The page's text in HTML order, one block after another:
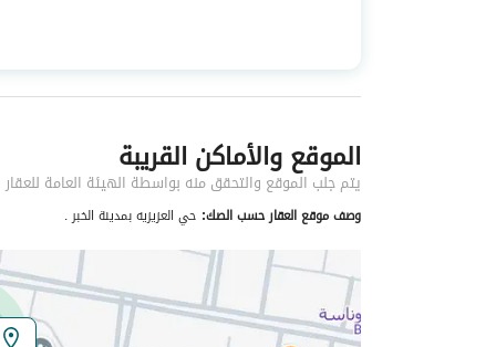
نوع العقار
فلل
خدمات العقار
كهرباء
نعم
صرف صحي
نعم
تفاصيل اضافية
الموقع والأماكن القريبة
يتم جلب الموقع والتحقق منه بواسطة الهيئة العامة للعقار
وصف موقع العقار حسب الصك: حي العزيزيه بمدينة الخبر .